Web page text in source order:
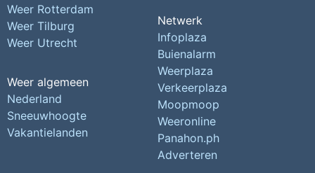
Weer Rotterdam
Weer Tilburg
Weer Utrecht
Weer algemeen
Nederland
Sneeuwhoogte
Vakantielanden
Netwerk
Infoplaza
Buienalarm
Weerplaza
Verkeerplaza
Moopmoop
Weeronline
Panahon.ph
Adverteren